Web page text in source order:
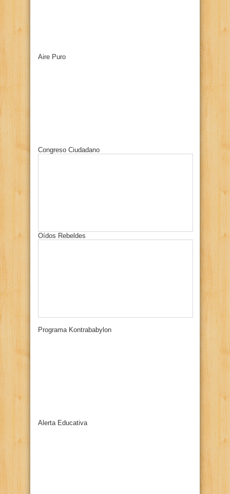
Aire Puro
Congreso Ciudadano
Oídos Rebeldes
Programa Kontrababylon
Alerta Educativa